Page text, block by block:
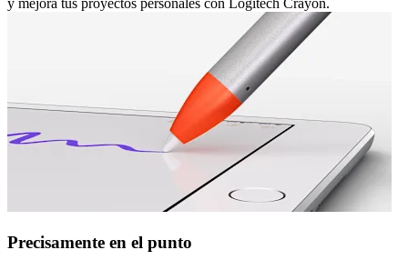
y mejora tus proyectos personales con Logitech Crayon.
Precisamente en el punto